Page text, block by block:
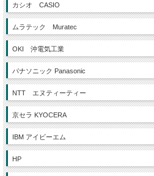
カシオ CASIO
ムラテック Muratec
OKI 沖電気工業
パナソニック Panasonic
NTT エヌティーティー
京セラ KYOCERA
IBM アイビーエム
HP